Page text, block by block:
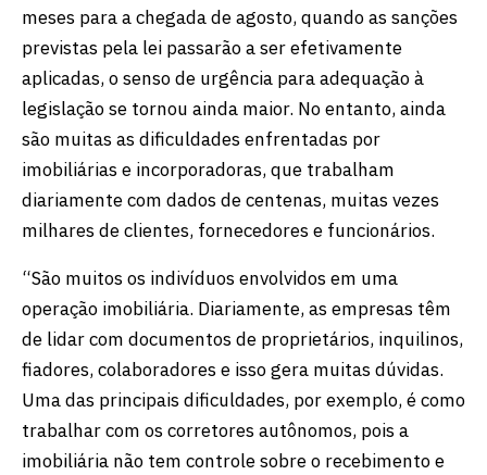
meses para a chegada de agosto, quando as sanções
previstas pela lei passarão a ser efetivamente
aplicadas, o senso de urgência para adequação à
legislação se tornou ainda maior. No entanto, ainda
são muitas as dificuldades enfrentadas por
imobiliárias e incorporadoras, que trabalham
diariamente com dados de centenas, muitas vezes
milhares de clientes, fornecedores e funcionários.
“São muitos os indivíduos envolvidos em uma
operação imobiliária. Diariamente, as empresas têm
de lidar com documentos de proprietários, inquilinos,
fiadores, colaboradores e isso gera muitas dúvidas.
Uma das principais dificuldades, por exemplo, é como
trabalhar com os corretores autônomos, pois a
imobiliária não tem controle sobre o recebimento e